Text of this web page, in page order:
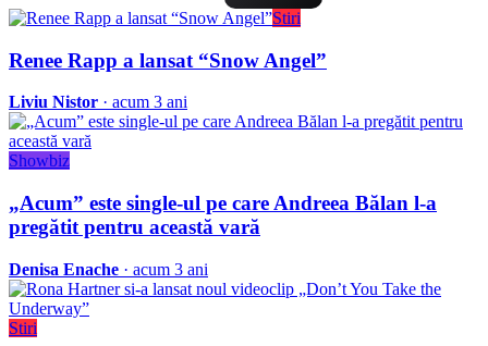
Stiri
Renee Rapp a lansat “Snow Angel”
Liviu Nistor · acum 3 ani
Showbiz
„Acum” este single-ul pe care Andreea Bălan l-a
pregătit pentru această vară
Denisa Enache · acum 3 ani
Stiri